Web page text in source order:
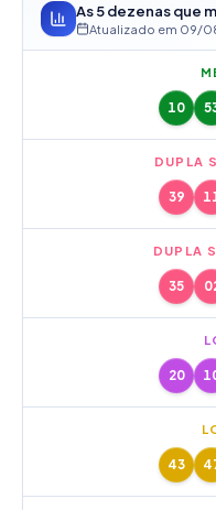
As 5 dezenas que
Atualizado em 09/
10
DUPLA
39
DUPLA
35
20
43